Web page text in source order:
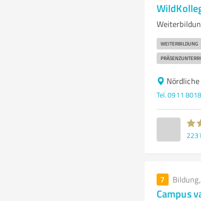
WEITERBILDUNG
Tel. 0911
223
7
Campus